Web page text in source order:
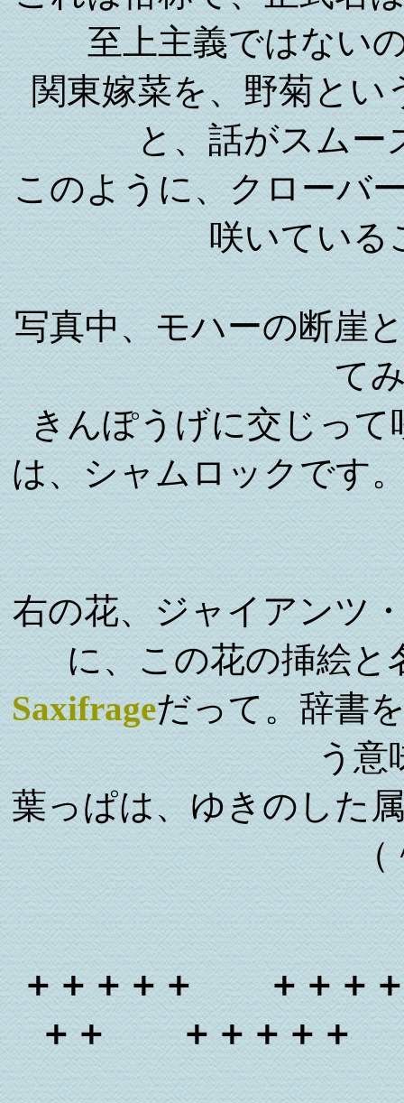
至上主義ではない
関東嫁菜を、野菊と
と、話がスムー
このように、クローバ
咲いている
写真中、モハーの断崖
て
きんぽうげに交じって
は、シャムロックです
右の花、ジャイアンツ
に、この花の挿絵と
Saxifrageだって。辞書
う意
葉っぱは、ゆきのした
（
＋＋＋＋＋ ＋＋
＋＋ ＋＋＋＋＋